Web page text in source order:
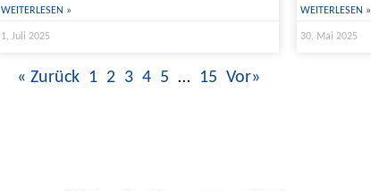
WEITERLESEN »
1. Juli 2025
WEITERLESEN »
30. Mai 2025
« Zurück 1 2 3 4 5 … 15 Vor»